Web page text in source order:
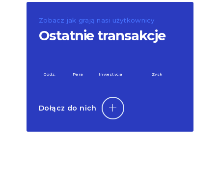
Zobacz jak grają nasi użytkownicy
Ostatnie transakcje
Godz. Para Inwestycja Zysk
Dołącz do nich